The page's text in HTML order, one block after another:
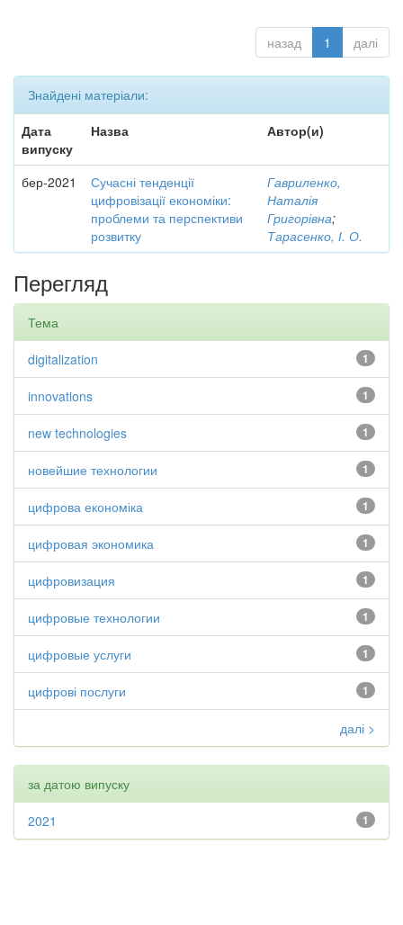
назад 1 далі
Знайдені матеріали:
Дата
випуску
Назва Автор(и)
бер-2021
Сучасні тенденції
цифровізації економіки:
проблеми та перспективи
розвитку
Гавриленко,
Наталія
Григорівна;
Тарасенко, І. О.
Перегляд
Тема
1
digitalization
1
innovations
1
new technologies
1
новейшие технологии
1
цифрова економіка
1
цифровая экономика
1
цифровизация
1
цифровые технологии
1
цифровые услуги
1
цифрові послуги
далі >
за датою випуску
1
2021